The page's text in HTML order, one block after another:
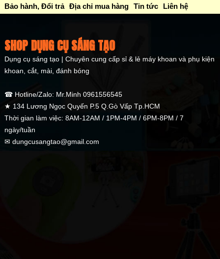
Bảo hành, Đổi trả Địa chỉ mua hàng Tin tức Liên hệ
SHOP DỤNG CỤ SÁNG TẠO
Dụng cụ sáng tạo | Chuyên cung cấp sỉ & lẻ máy khoan và phụ kiện
khoan, cắt, mài, đánh bóng
☎ Hotline/Zalo: Mr.Minh 0961556545
★ 134 Lương Ngọc Quyến P.5 Q.Gò Vấp Tp.HCM
Thời gian làm việc: 8AM-12AM / 1PM-4PM / 6PM-8PM / 7
ngày/tuần
✉ dungcusangtao@gmail.com